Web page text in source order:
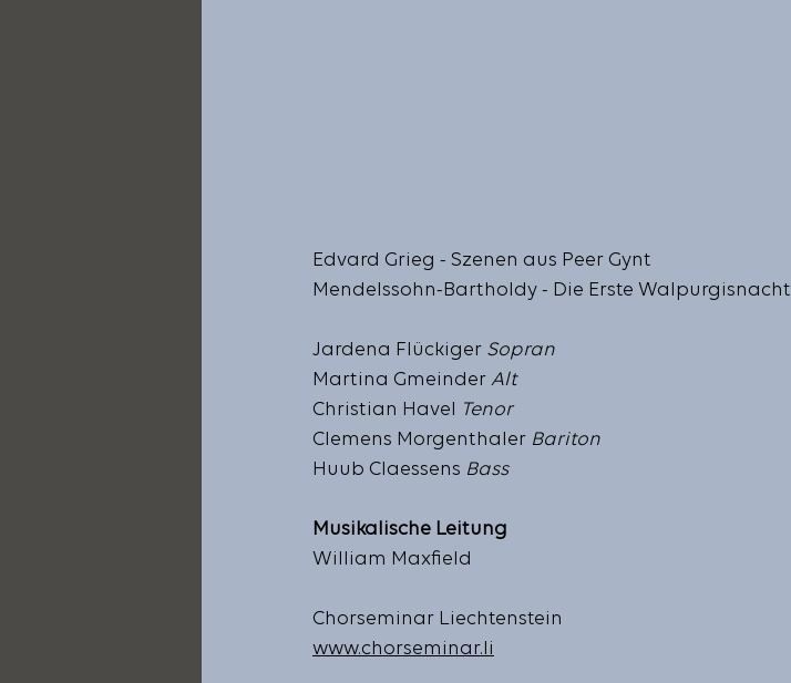
Edvard Grieg - Szenen aus Peer Gynt
Mendelssohn-Bartholdy - Die Erste Walpurgisnacht
Jardena Flückiger Sopran
Martina Gmeinder Alt
Christian Havel Tenor
Clemens Morgenthaler Bariton
Huub Claessens Bass
Musikalische Leitung
William Maxfield
Chorseminar Liechtenstein
www.chorseminar.li